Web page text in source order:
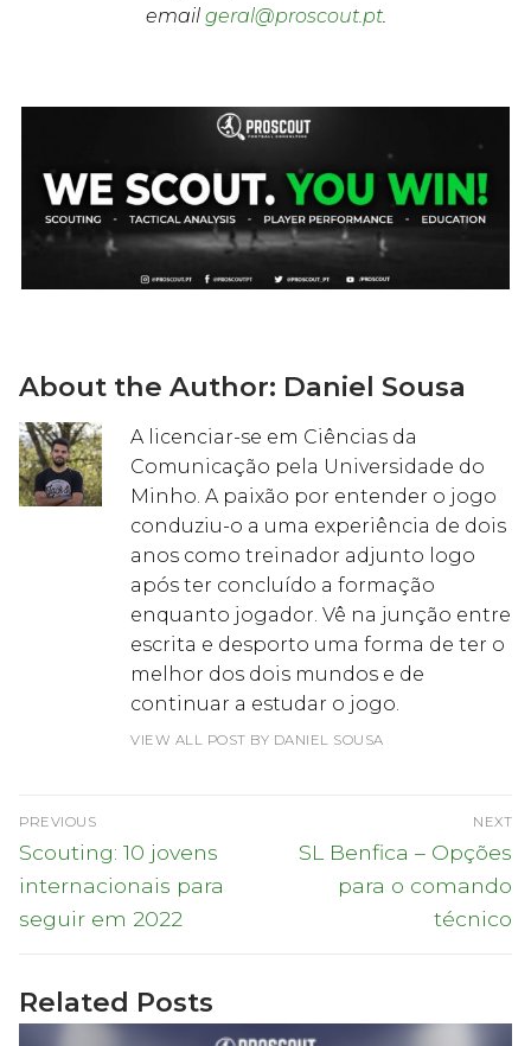
email geral@proscout.pt.
About the Author: Daniel Sousa
A licenciar-se em Ciências da
Comunicação pela Universidade do
Minho. A paixão por entender o jogo
conduziu-o a uma experiência de dois
anos como treinador adjunto logo
após ter concluído a formação
enquanto jogador. Vê na junção entre
escrita e desporto uma forma de ter o
melhor dos dois mundos e de
continuar a estudar o jogo.
VIEW ALL POST BY DANIEL SOUSA
Navegação
de
artigos
PREVIOUS
Previous
post:
Scouting: 10 jovens
internacionais para
seguir em 2022
NEXT
Next
post:
SL Benfica – Opções
para o comando
técnico
Related Posts